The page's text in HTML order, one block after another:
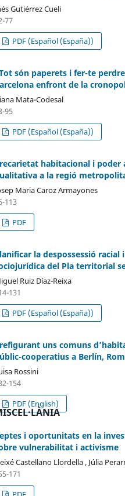
Gutiérrez Cueli
77
PDF (Español (España))
són paperets i fer-te
enfront de la
Mata-Codesal
95
PDF (Español (España))
habitacional i
a la regió
Maria Caroz Armayones
113
PDF
la despossessió
del Pla territorial
Ruiz Díaz-Reixa
131
PDF (Español (España))
uns comuns
cooperatius a Berlín,
Rossini
154
PDF (English)
i oportunitats en la
vulnerabilitat i activisme
Castellano Llordella , Júlia
171